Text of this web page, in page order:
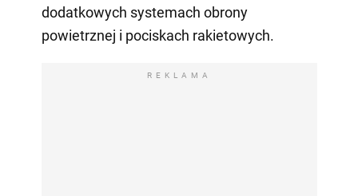
dodatkowych systemach obrony
powietrznej i pociskach rakietowych.
REKLAMA